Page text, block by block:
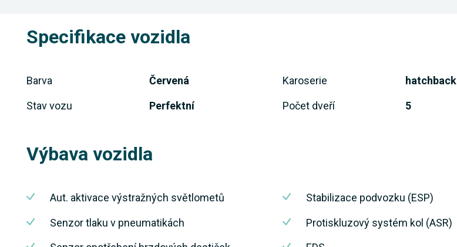
Specifikace vozidla
Barva Červená
Stav vozu Perfektní
Karoserie hatchback
Počet dveří 5
Výbava vozidla
Aut. aktivace výstražných světlometů
Senzor tlaku v pneumatikách
Stabilizace podvozku (ESP)
Protiskluzový systém kol (ASR)